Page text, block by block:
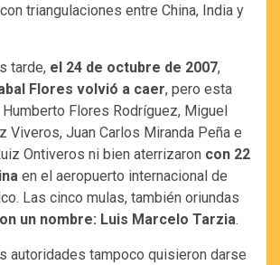
triangulaciones entre China, India y
tarde, el 24 de octubre de 2007,
Flores volvió a caer, pero esta
Flores Rodríguez, Miguel
Viveros, Juan Carlos Miranda Peña e
Ontiveros ni bien aterrizaron con 22
en el aeropuerto internacional de
Las cinco mulas, también oriundas
un nombre: Luis Marcelo Tarzia.
autoridades tampoco quisieron darse